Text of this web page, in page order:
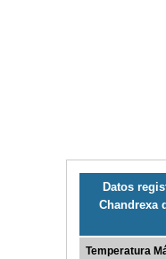
Datos
Chandrexa
Temperatura